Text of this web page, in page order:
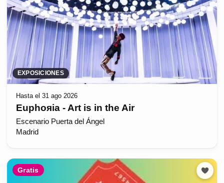
EXPOSICIONES
Hasta el 31 ago 2026
Euphoяia - Art is in the Air
Escenario Puerta del Ángel
Madrid
Gratis